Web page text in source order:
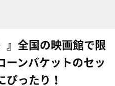
』全国の映画館で限
ーンバケットのセッ
ぴったり！